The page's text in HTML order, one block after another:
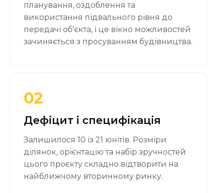
планування, оздоблення та
використання підвального рівня до
передачі об'єкта, і це вікно можливостей
зачиняється з просуванням будівництва.
02
Дефіцит і специфікація
Залишилося 10 із 21 юнітів. Розміри
ділянок, орієнтацію та набір зручностей
цього проєкту складно відтворити на
найближчому вторинному ринку.